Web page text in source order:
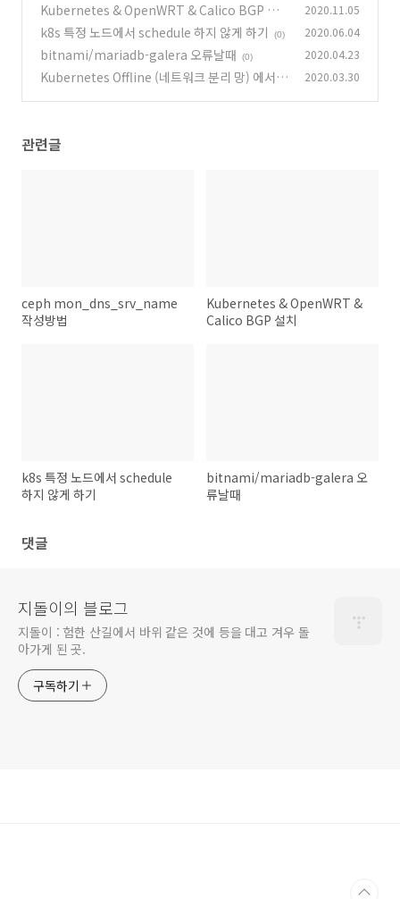
Kubernetes & OpenWRT & Calico BGP 설
치 (0)
2020.11.05
k8s 특정 노드에서 schedule 하지 않게 하기 (0) 2020.06.04
bitnami/mariadb-galera 오류날때 (0) 2020.04.23
Kubernetes Offline (네트워크 분리 망) 에서
2020.03.30
관련글
ceph mon_dns_srv_name
작성방법
Kubernetes & OpenWRT &
Calico BGP 설치
k8s 특정 노드에서 schedule
하지 않게 하기
bitnami/mariadb-galera 오
류날때
댓글
지돌이의 블로그
지돌이 : 험한 산길에서 바위 같은 것에 등을 대고 겨우 돌
아가게 된 곳.
구독하기